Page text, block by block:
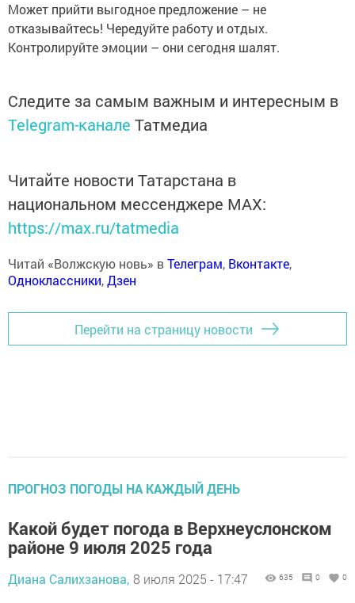
Может прийти выгодное предложение – не
отказывайтесь! Чередуйте работу и отдых.
Контролируйте эмоции – они сегодня шалят.
Следите за самым важным и интересным в
Telegram-канале Татмедиа
Читайте новости Татарстана в
национальном мессенджере MАХ:
https://max.ru/tatmedia
Читай «Волжскую новь» вТелеграм, Вконтакте,
Одноклассники,Дзен
Перейти на страницу новости
ПРОГНОЗ ПОГОДЫ НА КАЖДЫЙ ДЕНЬ
Какой будет погода в Верхнеуслонском
районе 9 июля 2025 года
Диана Салихзанова, 8 июля 2025 - 17:47 635 0 0